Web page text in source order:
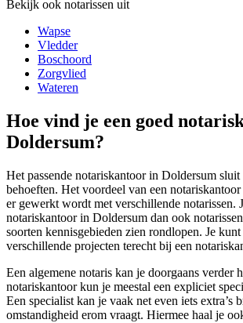
Bekijk ook notarissen uit
Wapse
Vledder
Boschoord
Zorgvlied
Wateren
Hoe vind je een goed
Doldersum?
Het passende notariskantoor in Doldersum
behoeften. Het voordeel van een
er gewerkt wordt met verschillende notarissen.
notariskantoor in Doldersum dan ook
soorten kennisgebieden zien rondlopen. Je
verschillende projecten terecht bij een
Een algemene notaris kan je doorgaans verder
notariskantoor kun je meestal een expliciet
Een specialist kan je vaak net even iets extra’s
omstandigheid erom vraagt. Hiermee haal je